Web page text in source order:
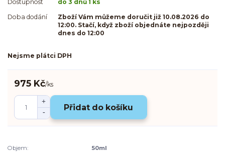
Dostupnost
do 3 dnů 1 ks
Doba dodání
Zboží Vám můžeme doručit již 10.08.2026 do
12:00. Stačí, když zboží objednáte nejpozději
dnes do 12:00
Nejsme plátci DPH
975 Kč/ks
Přidat do košíku
Objem: 50ml